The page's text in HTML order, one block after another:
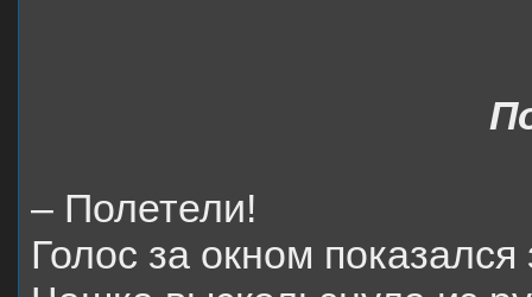
– Полетели!
Голос за окном